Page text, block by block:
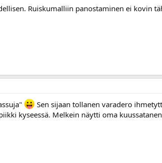
Ruiskumalliin panostaminen ei kovin
Sen sijaan tollanen varadero
kyseessä. Melkein näytti oma